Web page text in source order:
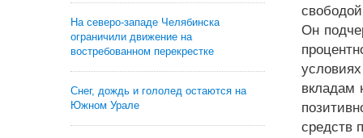
На северо-западе Челябинска
ограничили движение на
востребованном перекрестке
Снег, дождь и гололед остаются на
Южном Урале
Он
вкладам
средств